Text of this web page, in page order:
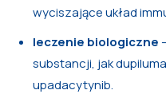
wyciszające układ
leczenie biologiczne
substancji, jak
upadacytynib.